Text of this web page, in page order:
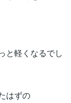
と軽くなるでし
はずの